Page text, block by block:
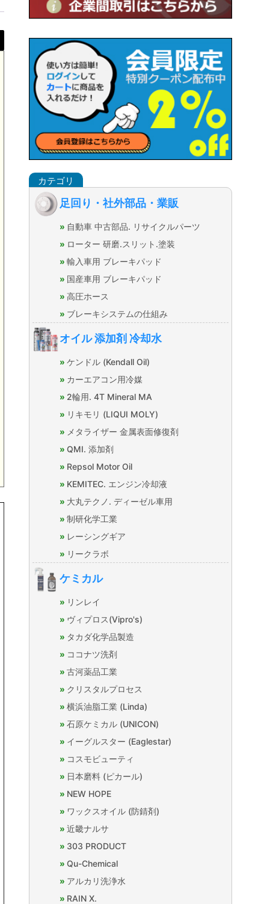
足回り・社外部品・業販
自動車 中古部品. リサイクルパーツ
ローター 研磨.スリット.塗装
輸入車用 ブレーキパッド
国産車用 ブレーキパッド
高圧ホース
ブレーキシステムの仕組み
オイル 添加剤 冷却水
ケンドル (Kendall Oil)
カーエアコン用冷媒
2輪用. 4T Mineral MA
リキモリ (LIQUI MOLY)
メタライザー 金属表面修復剤
QMI. 添加剤
Repsol Motor Oil
KEMITEC. エンジン冷却液
大丸テクノ. ディーゼル車用
制研化学工業
レーシングギア
リークラボ
ケミカル
リンレイ
ヴィプロス(Vipro's)
タカダ化学品製造
ココナツ洗剤
古河薬品工業
クリスタルプロセス
横浜油脂工業 (Linda)
石原ケミカル (UNICON)
イーグルスター (Eaglestar)
コスモビューティ
日本磨料 (ピカール)
NEW HOPE
ワックスオイル (防錆剤)
近畿ナルサ
303 PRODUCT
Qu-Chemical
アルカリ洗浄水
RAIN X.